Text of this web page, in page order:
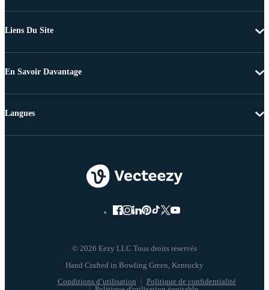
Liens Du Site
En Savoir Davantage
© 2026 Eezy LLC Tous droits réservés
Conditions d’utilisation
Politique de confidentialité
Langues